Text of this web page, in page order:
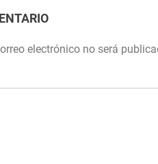
electrónico no será